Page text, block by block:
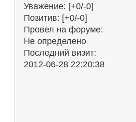
Уважение: [+0/-0]
Позитив: [+0/-0]
Провел на форуме:
Не определено
Последний визит:
2012-06-28 22:20:38